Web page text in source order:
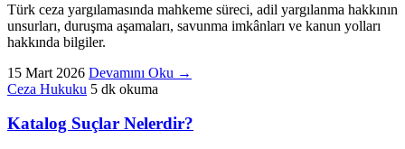
Türk ceza yargılamasında mahkeme süreci, adil yargılanma hakkının
unsurları, duruşma aşamaları, savunma imkânları ve kanun yolları
hakkında bilgiler.
15 Mart 2026 Devamını Oku →
Ceza Hukuku 5 dk okuma
Katalog Suçlar Nelerdir?